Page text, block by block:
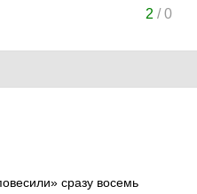
2 /0
сразу восемь